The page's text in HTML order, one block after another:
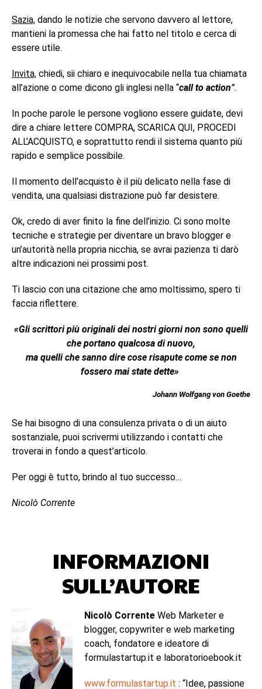
Sazia, dando le notizie che servono davvero al lettore,
mantieni la promessa che hai fatto nel titolo e cerca di
essere utile.
Invita, chiedi, sii chiaro e inequivocabile nella tua chiamata
all’azione o come dicono gli inglesi nella “call to action”.
In poche parole le persone vogliono essere guidate, devi
dire a chiare lettere COMPRA, SCARICA QUI, PROCEDI
ALL’ACQUISTO, e soprattutto rendi il sistema quanto più
rapido e semplice possibile.
Il momento dell’acquisto è il più delicato nella fase di
vendita, una qualsiasi distrazione può far desistere.
Ok, credo di aver finito la fine dell’inizio. Ci sono molte
tecniche e strategie per diventare un bravo blogger e
un’autorità nella propria nicchia, se avrai pazienza ti darò
altre indicazioni nei prossimi post.
Ti lascio con una citazione che amo moltissimo, spero ti
faccia riflettere.
«Gli scrittori più originali dei nostri giorni non sono quelli
che portano qualcosa di nuovo,
ma quelli che sanno dire cose risapute come se non
fossero mai state dette»
Johann Wolfgang von Goethe
Se hai bisogno di una consulenza privata o di un aiuto
sostanziale, puoi scrivermi utilizzando i contatti che
troverai in fondo a quest’articolo.
Per oggi è tutto, brindo al tuo successo…
Nicolò Corrente
INFORMAZIONI
SULL’AUTORE
Nicolò Corrente Web Marketer e
blogger, copywriter e web marketing
coach, fondatore e ideatore di
formulastartup.it e laboratorioebook.it
www.formulastartup.it : “Idee, passione